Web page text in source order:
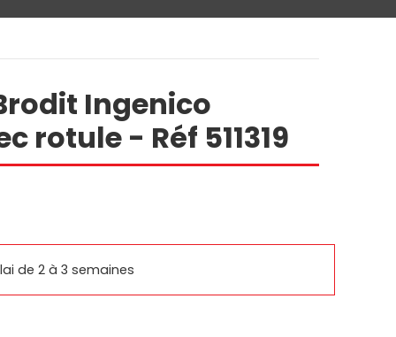
Adaptateur/rotules
Montage Carcomm
Montage Richter
Rotules
Ingenico
rotule - Réf 511319
de 2 à 3 semaines